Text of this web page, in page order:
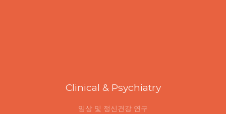
Clinical & Psychiatry
임상 및 정신건강 연구